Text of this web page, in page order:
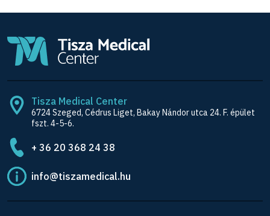
Tisza Medical Center
6724 Szeged, Cédrus Liget, Bakay Nándor utca 24. F. épület
fszt. 4-5-6.
+ 36 20 368 24 38
info@tiszamedical.hu